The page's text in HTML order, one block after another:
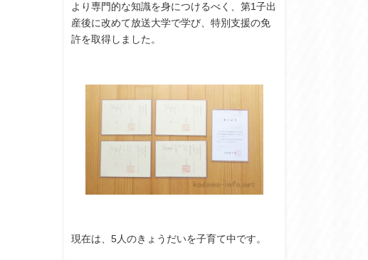
より専門的な知識を身につけるべく、第1子出
産後に改めて放送大学で学び、特別支援の免
許を取得しました。
現在は、5人のきょうだいを子育て中です。